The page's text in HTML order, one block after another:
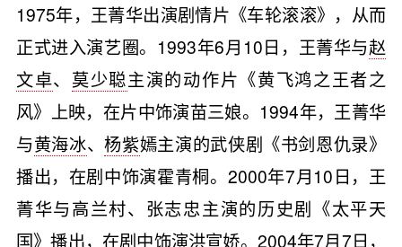
1975年，王菁华出演剧情片《车轮滚滚》，从而
正式进入演艺圈。1993年6月10日，王菁华与赵
文卓、 莫少聪主演的动作片《黄飞鸿之王者之
风》上映，在片中饰演苗三娘。1994年，王菁华
与黄海冰、杨紫嫣主演的武侠剧《书剑恩仇录》
播出，在剧中饰演霍青桐。2000年7月10日，王
菁华与高兰村、张志忠主演的历史剧《太平天
国》播出，在剧中饰演洪宣娇。2004年7月7日，